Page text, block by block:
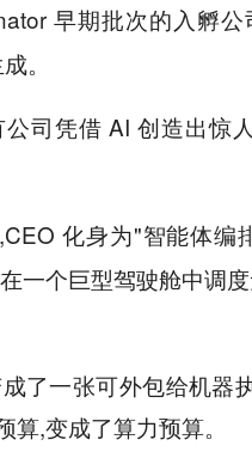
早期批次的入孵公
。
司凭借 AI 创造出惊
化身为"智能体编
一个巨型驾驶舱中调
了一张可外包给机器
算,变成了算力预算。